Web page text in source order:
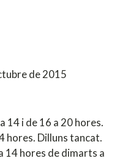
de 2015
14 i de 16 a 20 hores.
hores. Dilluns tancat.
14 hores de dimarts a